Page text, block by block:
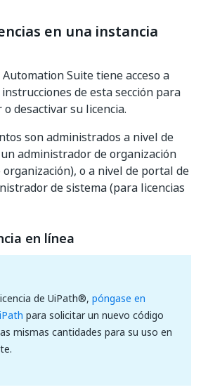
en una instancia
Suite tiene acceso a
de esta sección para
desactivar su licencia.
son administrados a nivel de
administrador de organización
o a nivel de portal de
de sistema (para licencias
en línea
de UiPath®, póngase en
para solicitar un nuevo código
mismas cantidades para su uso en